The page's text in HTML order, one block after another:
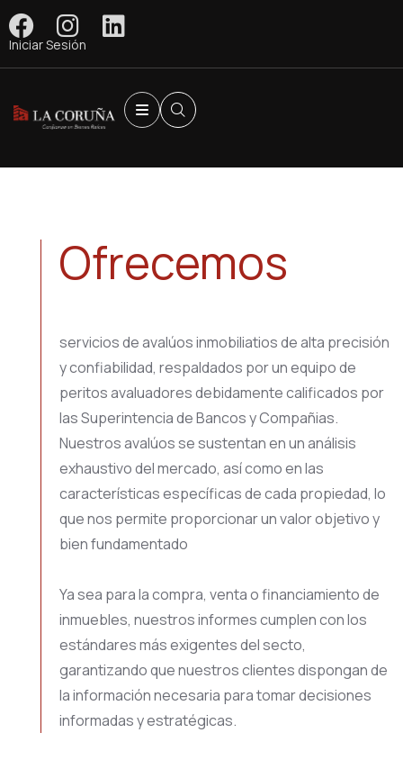
Iniciar Sesión
Ofrecemos
servicios de avalúos inmobiliatios de alta precisión
y confiabilidad, respaldados por un equipo de
peritos avaluadores debidamente calificados por
las Superintencia de Bancos y Compañias.
Nuestros avalúos se sustentan en un análisis
exhaustivo del mercado, así como en las
características específicas de cada propiedad, lo
que nos permite proporcionar un valor objetivo y
bien fundamentado
Ya sea para la compra, venta o financiamiento de
inmuebles, nuestros informes cumplen con los
estándares más exigentes del secto,
garantizando que nuestros clientes dispongan de
la información necesaria para tomar decisiones
informadas y estratégicas.